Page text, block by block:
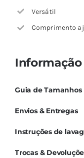
Versátil
Comprimento
Guia de Tamanhos
Envios & Entregas
Instruções de
Trocas &